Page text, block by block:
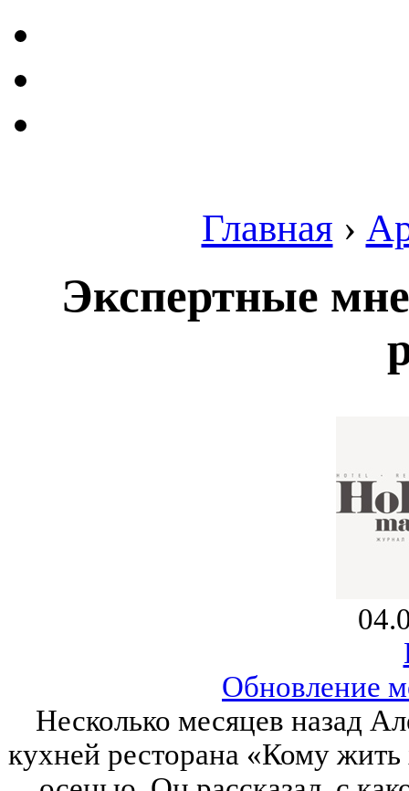
Главная ›
Экспертные
Обновление
Несколько месяцев назад
кухней ресторана «Кому